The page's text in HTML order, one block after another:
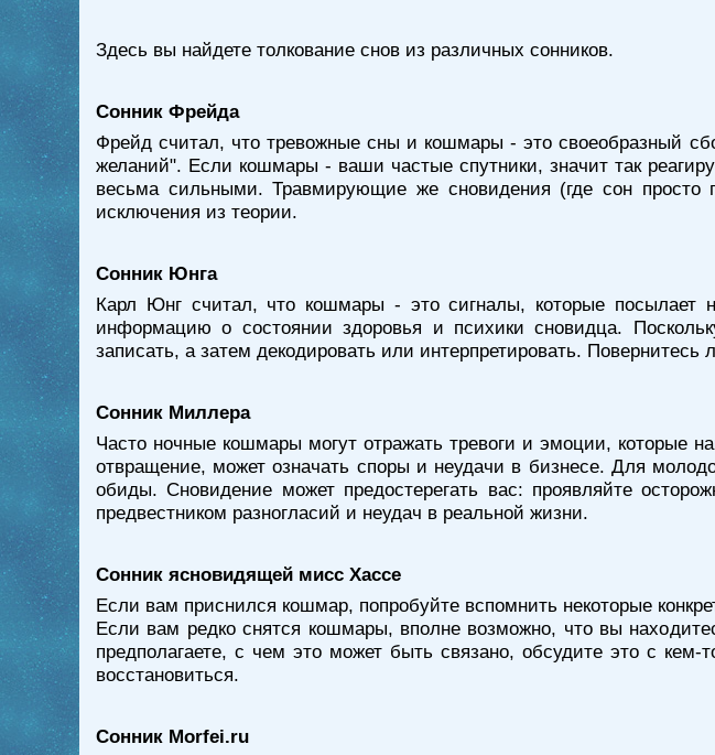
Здесь вы найдете толкование снов из различных сонников.
Сонник Фрейда
Фрейд считал, что тревожные сны и кошмары - это своеобразный
желаний". Если кошмары - ваши частые спутники, значит так
весьма сильными. Травмирующие же сновидения (где сон просто
исключения из теории.
Сонник Юнга
Карл Юнг считал, что кошмары - это сигналы, которые посылает
информацию о состоянии здоровья и психики сновидца.
записать, а затем декодировать или интерпретировать.
Сонник Миллера
Часто ночные кошмары могут отражать тревоги и эмоции, которые
отвращение, может означать споры и неудачи в бизнесе. Для
обиды. Сновидение может предостерегать вас: проявляйте
предвестником разногласий и неудач в реальной жизни.
Сонник ясновидящей мисс Хассе
Если вам приснился кошмар, попробуйте вспомнить некоторые
Если вам редко снятся кошмары, вполне возможно, что вы
предполагаете, с чем это может быть связано, обсудите это с
восстановиться.
Сонник Morfei.ru